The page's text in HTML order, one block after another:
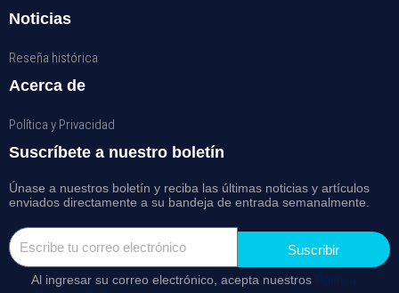
Noticias
Reseña histórica
Acerca de
Política y Privacidad
Suscríbete a nuestro boletín
Únase a nuestros boletín y reciba las últimas noticias y artículos
enviados directamente a su bandeja de entrada semanalmente.
Suscribir
Al ingresar su correo electrónico, acepta nuestros Política